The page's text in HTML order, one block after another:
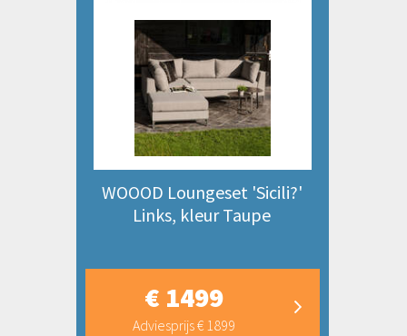
WOOOD Loungeset 'Sicili?'
Links, kleur Taupe
€ 1499
Adviesprijs € 1899